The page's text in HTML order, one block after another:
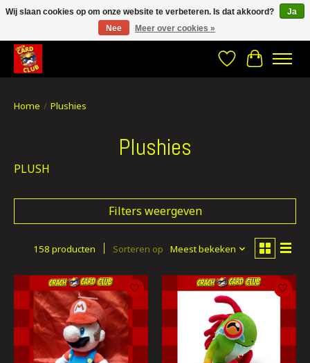
CRACH CARD CLUB , The best place to Geek out!
Verlanglijst
Home / Plushies
Plushies
PLUSH
Filters weergeven
158 producten Sorteren op Meest bekeken
Wij slaan cookies op om onze website te verbeteren. Is dat akkoord?
Ja
Nee
Meer over cookies »